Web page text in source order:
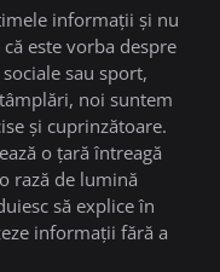
informații și nu
este vorba despre
sau sport,
noi suntem
și cuprinzătoare.
o țară întreagă
rază de lumină
să explice în
informații fără a